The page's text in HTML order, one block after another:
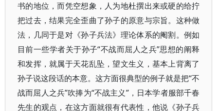
书的地位，而凭空想象，人为地杜撰出来或硬的给拧
把过去，结果完全歪曲了孙子的原意与宗旨。这种做
法，几同于是对《孙子兵法》理论体系的阉割。例如
目前一些学者关于孙子“不战而屈人之兵”思想的阐释
和发挥，就属于天花乱坠，望文生义，基本上背离了
孙子说这段话的本意。这方面很典型的例子就是把“不
战而屈人之兵”吹捧为“不战主义”，日本学者服部千春
先生的观点，在这方面就很有代表性，他说《孙子兵